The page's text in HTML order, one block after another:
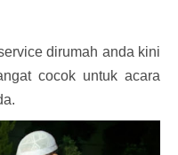
dirumah anda kini
cocok untuk acara